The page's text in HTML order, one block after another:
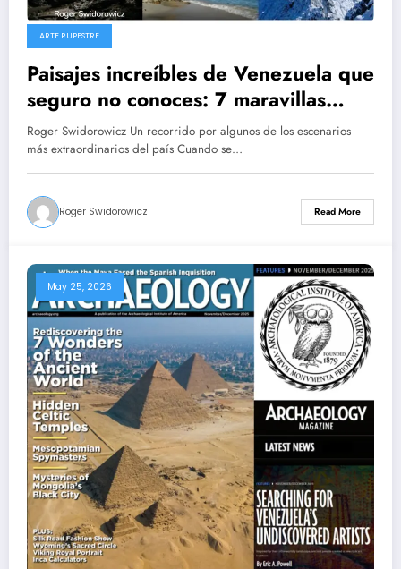
ARTE RUPESTRE
Paisajes increíbles de Venezuela que
seguro no conoces: 7 maravillas
naturales
Roger Swidorowicz Un recorrido por algunos de los escenarios
más extraordinarios del país Cuando se…
Roger Swidorowicz Read More
May 25, 2026